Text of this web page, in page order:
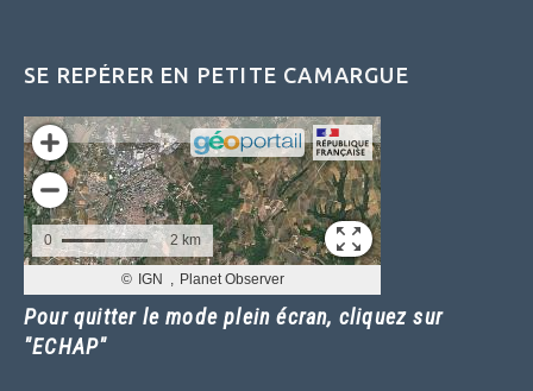
SE REPÉRER EN PETITE CAMARGUE
Pour quitter le mode plein écran, cliquez sur
"ECHAP"